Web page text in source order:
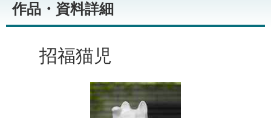
作品・資料詳細
招福猫児